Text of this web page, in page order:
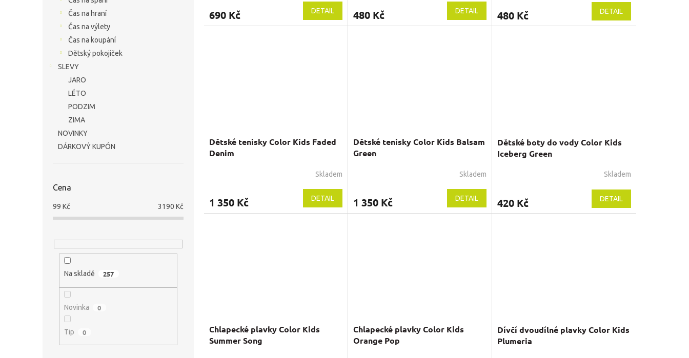
Čas na hraní
Čas na výlety
Čas na koupání
Dětský pokojíček
SLEVY
JARO
LÉTO
PODZIM
ZIMA
NOVINKY
DÁRKOVÝ KUPÓN
Cena
99 Kč 3190 Kč
Na skladě 257
Novinka 0
Tip 0
690 Kč DETAIL 480 Kč DETAIL 480 Kč DETAIL
Dětské tenisky Color Kids Faded
Denim
Skladem
1 350 Kč DETAIL
Dětské tenisky Color Kids Balsam
Green
Skladem
1 350 Kč DETAIL
Dětské boty do vody Color Kids
Iceberg Green
Skladem
420 Kč DETAIL
Chlapecké plavky Color Kids
Summer Song
Chlapecké plavky Color Kids
Orange Pop
Dívčí dvoudílné plavky Color Kids
Plumeria